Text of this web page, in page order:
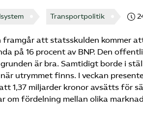
Transportpolitik
att statsskulden kommer
på 16 procent av BNP. Den
är bra. Samtidigt borde i
utrymmet finns. I veckan
1,37 miljarder kronor avsätts för
om fördelning mellan olika